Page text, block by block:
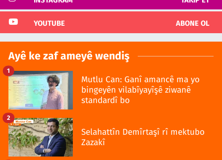
YOUTUBE ABONE OL
Ayê ke zaf ameyê wendiş
Mutlu Can: Ganî amancê ma yo
bingeyên vilabîyayîşê ziwanê
standardî bo
1
Selahattîn Demîrtaşî rî mektubo
Zazakî
2